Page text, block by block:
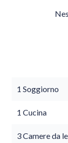
1 Soggiorno
1 Cucina
3 Camere da